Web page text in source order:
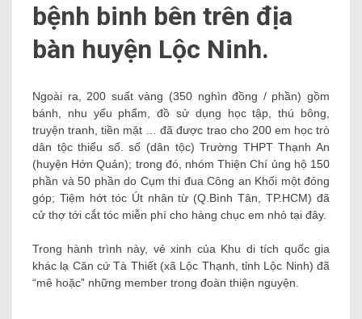
bệnh binh bên trên địa
bàn huyện Lộc Ninh.
Ngoài ra, 200 suất vàng (350 nghìn đồng / phần) gồm
bánh, nhu yếu phẩm, đồ sử dụng học tập, thú bông,
truyện tranh, tiền mặt … đã được trao cho 200 em học trò
dân tộc thiểu số. số (dân tộc) Trường THPT Thạnh An
(huyện Hớn Quản); trong đó, nhóm Thiện Chí ủng hộ 150
phần và 50 phần do Cụm thi đua Công an Khối một đóng
góp; Tiệm hớt tóc Út nhân từ (Q.Bình Tân, TP.HCM) đã
cử thợ tới cắt tóc miễn phí cho hàng chục em nhỏ tại đây.
Trong hành trình này, vẻ xinh của Khu di tích quốc gia
khác lạ Căn cứ Tà Thiết (xã Lộc Thạnh, tỉnh Lộc Ninh) đã
“mê hoặc” những member trong đoàn thiện nguyện.